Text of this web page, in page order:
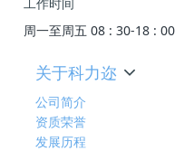
周一至周五 08 : 30-18 : 00
关于科力迩
公司简介
资质荣誉
发展历程